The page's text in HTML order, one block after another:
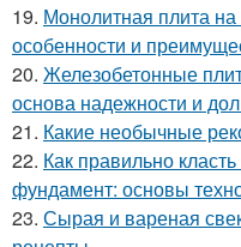
19. Монолитная плита
особенности и
20. Железобетонные
основа надежности и
21. Какие необычные
22. Как правильно
фундамент: основы
23. Сырая и вареная